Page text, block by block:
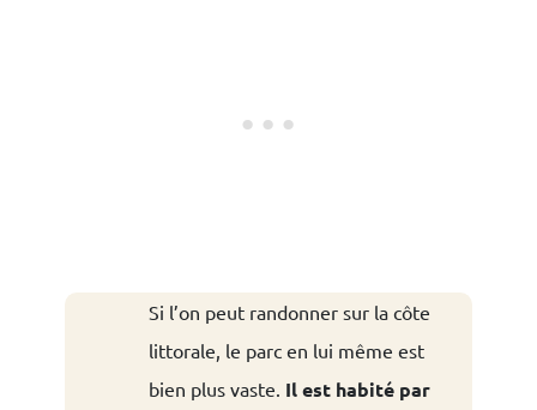
Si l’on peut randonner sur la côte
littorale, le parc en lui même est
bien plus vaste. Il est habité par